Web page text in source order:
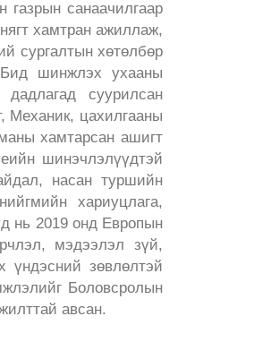
санаачилгаар
хамтран ажиллаж,
сургалтын хөтөлбөр
Бид шинжлэх ухааны
суурилсан
Механик, цахилгааны
хамтарсан ашигт
шинэчлэлүүдтэй
насан туршийн
хариуцлага,
нь 2019 онд Европын
мэдээлэл зүй,
үндэсний зөвлөлтэй
Боловсролын
авсан.